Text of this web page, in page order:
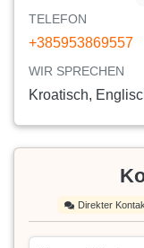
TELEFON
+385953869557
WIR SPRECHEN
Kroatisch,
Direkter